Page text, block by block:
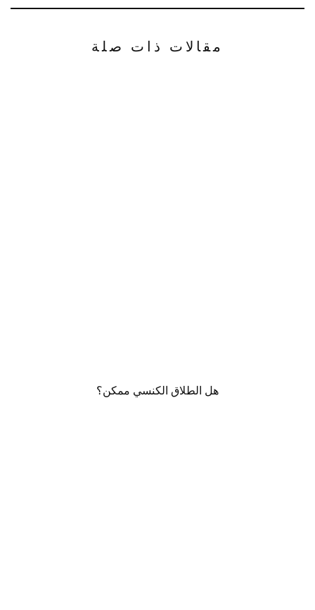
مقالات ذات صلة
هل الطلاق الكنسي ممكن؟